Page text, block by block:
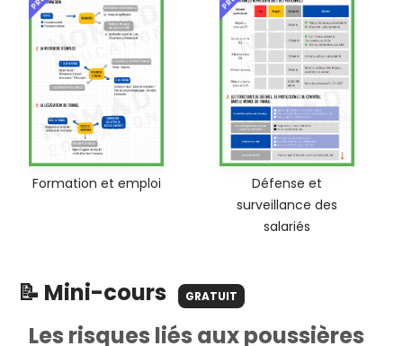
Formation et emploi
Défense et
surveillance des
salariés
📝 Mini-cours GRATUIT
Les risques liés aux poussières